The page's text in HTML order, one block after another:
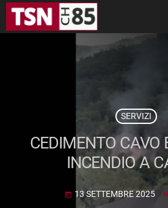
SERVIZI
CEDIMENTO CAVO
INCENDIO A
today 13 SETTEMBRE 2025